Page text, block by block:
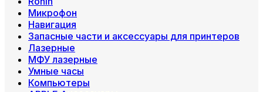
Микрофон
Навигация
Запасные части и аксессуары для принтеров
Лазерные
МФУ лазерные
Умные часы
Компьютеры